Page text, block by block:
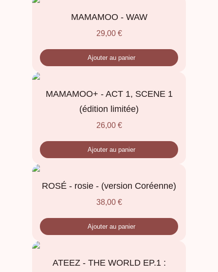
MAMAMOO - WAW
29,00 €
Ajouter au panier
MAMAMOO+ - ACT 1, SCENE 1
(édition limitée)
26,00 €
Ajouter au panier
ROSÉ - rosie - (version Coréenne)
38,00 €
Ajouter au panier
ATEEZ - THE WORLD EP.1 :